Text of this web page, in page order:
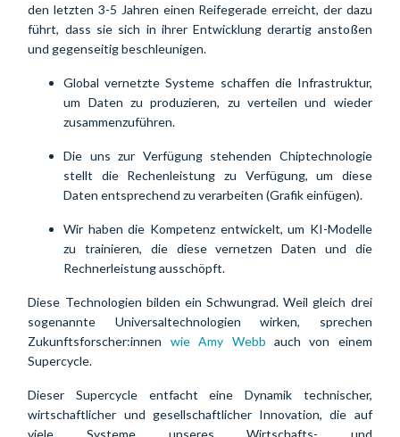
den letzten 3-5 Jahren einen Reifegerade erreicht, der dazu
führt, dass sie sich in ihrer Entwicklung derartig anstoßen
und gegenseitig beschleunigen.
Global vernetzte Systeme schaffen die Infrastruktur,
um Daten zu produzieren, zu verteilen und wieder
zusammenzuführen.
Die uns zur Verfügung stehenden Chiptechnologie
stellt die Rechenleistung zu Verfügung, um diese
Daten entsprechend zu verarbeiten (Grafik einfügen).
Wir haben die Kompetenz entwickelt, um KI-Modelle
zu trainieren, die diese vernetzen Daten und die
Rechnerleistung ausschöpft.
Diese Technologien bilden ein Schwungrad. Weil gleich drei
sogenannte Universaltechnologien wirken, sprechen
Zukunftsforscher:innen wie Amy Webb auch von einem
Supercycle.
Dieser Supercycle entfacht eine Dynamik technischer,
wirtschaftlicher und gesellschaftlicher Innovation, die auf
viele Systeme unseres Wirtschafts- und